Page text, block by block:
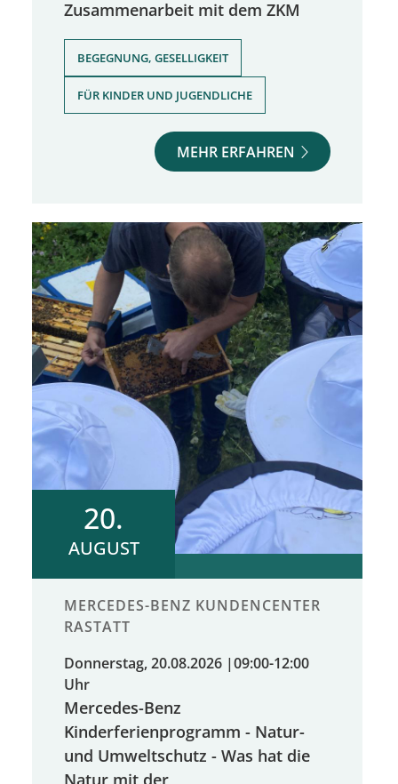
Zusammenarbeit mit dem ZKM
BEGEGNUNG, GESELLIGKEIT
FÜR KINDER UND JUGENDLICHE
MEHR ERFAHREN
20.
AUGUST
MERCEDES-BENZ KUNDENCENTER
RASTATT
Donnerstag, 20.08.2026 |09:00-12:00
Uhr
Mercedes-Benz
Kinderferienprogramm - Natur-
und Umweltschutz - Was hat die
Natur mit der